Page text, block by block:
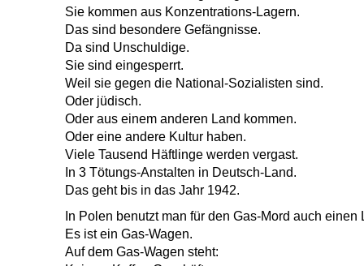
Sie kommen aus Konzentrations-Lagern.
Das sind besondere Gefängnisse.
Da sind Unschuldige.
Sie sind eingesperrt.
Weil sie gegen die National-Sozialisten sind.
Oder jüdisch.
Oder aus einem anderen Land kommen.
Oder eine andere Kultur haben.
Viele Tausend Häftlinge werden vergast.
In 3 Tötungs-Anstalten in Deutsch-Land.
Das geht bis in das Jahr 1942.
In Polen benutzt man für den Gas-Mord auch einen
Es ist ein Gas-Wagen.
Auf dem Gas-Wagen steht: